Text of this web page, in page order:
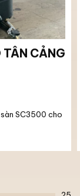
TÂN CẢNG
SC3500 cho